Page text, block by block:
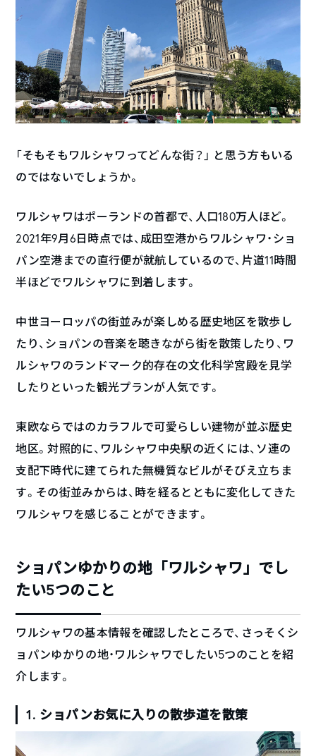
「そもそもワルシャワってどんな街？」 と思う方もいる
のではないでしょうか。
ワルシャワはポーランドの首都で、人口180万人ほど。
2021年9月6日時点では、成田空港からワルシャワ・ショ
パン空港までの直行便が就航しているので、片道11時間
半ほどでワルシャワに到着します。
中世ヨーロッパの街並みが楽しめる歴史地区を散歩し
たり、ショパンの音楽を聴きながら街を散策したり、ワ
ルシャワのランドマーク的存在の文化科学宮殿を見学
したりといった観光プランが人気です。
東欧ならではのカラフルで可愛らしい建物が並ぶ歴史
地区。対照的に、ワルシャワ中央駅の近くには、ソ連の
支配下時代に建てられた無機質なビルがそびえ立ちま
す。その街並みからは、時を経るとともに変化してきた
ワルシャワを感じることができます。
ショパンゆかりの地「ワルシャワ」でし
たい5つのこと
ワルシャワの基本情報を確認したところで、さっそくシ
ョパンゆかりの地・ワルシャワでしたい5つのことを紹
介します。
1. ショパンお気に入りの散歩道を散策